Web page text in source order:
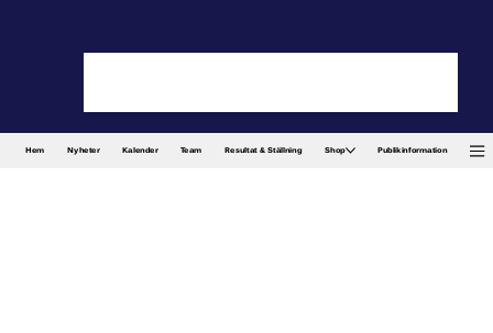
Hem Nyheter Kalender Team Resultat & Ställning Shop Publikinformation